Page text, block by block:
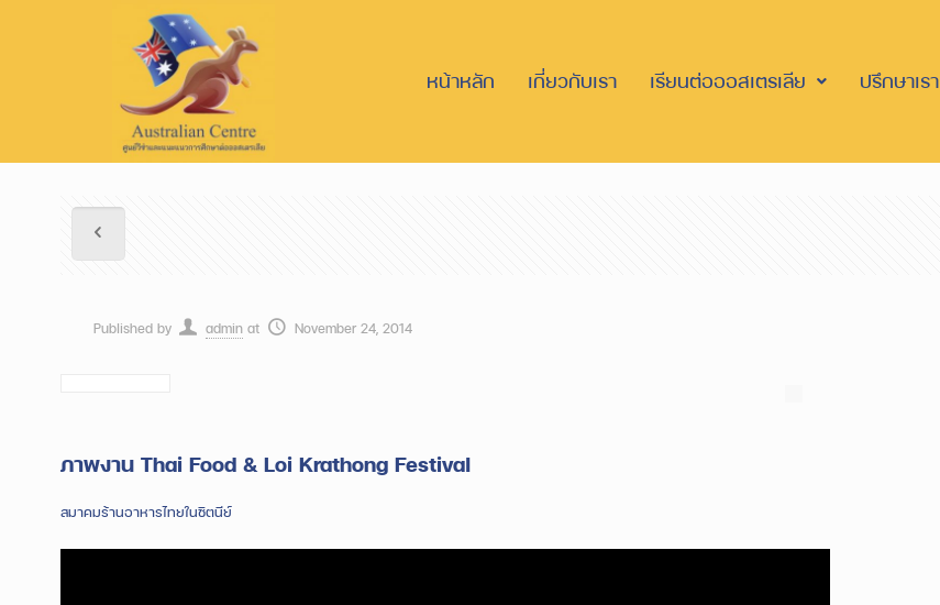
หน้าหลัก เกี่ยวกับเรา เรียนต่อออสเตรเลีย ปรึกษาเรา
Published by admin at November 24, 2014
ภาพงาน Thai Food & Loi Krathong Festival
สมาคมร้านอาหารไทยในซิตนีย์